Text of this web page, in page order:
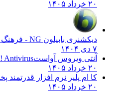
دیکشنری بابیلون NG - فرهنگ لغت کامپیوتر
آنتی ویروس آواست avast! Antivirus
کا ام پلیر نرم افزار قدرتمند پخش